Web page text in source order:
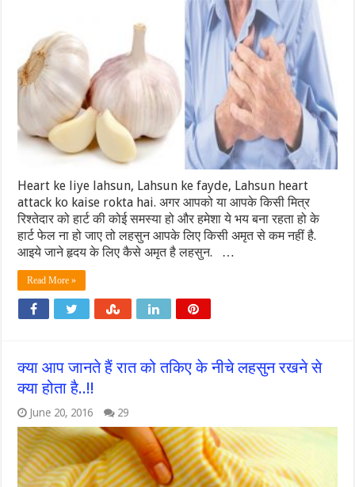
Heart ke liye lahsun, Lahsun ke fayde, Lahsun heart
attack ko kaise rokta hai. अगर आपको या आपके किसी मित्र
रिश्तेदार को हार्ट की कोई समस्या हो और हमेशा ये भय बना रहता हो के
हार्ट फेल ना हो जाए तो लहसुन आपके लिए किसी अमृत से कम नहीं है.
आइये जाने हृदय के लिए कैसे अमृत है लहसुन. …
Read More »
क्या आप जानते हैं रात को तकिए के नीचे लहसुन रखने से
क्या होता है..!!
June 20, 2016 29